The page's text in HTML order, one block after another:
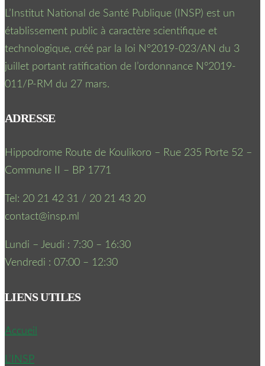
L’Institut National de Santé Publique (INSP) est un
établissement public à caractère scientifique et
technologique, créé par la loi N°2019-023/AN du 3
juillet portant ratification de l’ordonnance N°2019-
011/P-RM du 27 mars.
ADRESSE
Hippodrome Route de Koulikoro – Rue 235 Porte 52 –
Commune II – BP 1771
Tel: 20 21 42 31 / 20 21 43 20
contact@insp.ml
Lundi – Jeudi : 7:30 – 16:30
Vendredi : 07:00 – 12:30
LIENS UTILES
Accueil
L’INSP